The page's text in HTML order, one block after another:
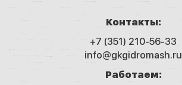
Контакты:
+7 (351) 210-56-33
info@gkgidromash.ru
Работаем: